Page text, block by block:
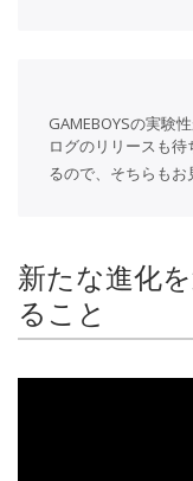
GAMEBOYSの実験
ログのリリースも
るので、そちらもお
新たな進化
ること